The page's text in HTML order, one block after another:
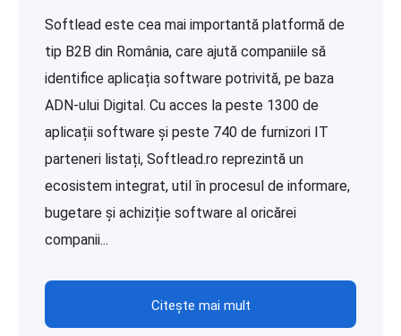
Softlead este cea mai importantă platformă de
tip B2B din România, care ajută companiile să
identifice aplicația software potrivită, pe baza
ADN-ului Digital. Cu acces la peste 1300 de
aplicații software și peste 740 de furnizori IT
parteneri listați, Softlead.ro reprezintă un
ecosistem integrat, util în procesul de informare,
bugetare și achiziție software al oricărei
companii...
Citește mai mult